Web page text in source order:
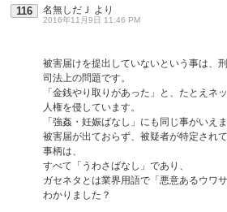
116 名無しだＪ より
2016年11月9日 11:46 PM
被害届けを提出していないという事は、
司法上の問題です。
「金銭やり取りがあった」と、たとえネ
人権を侵しています。
「強姦・妊娠ばなし」にも同じ事がいえま
被害届が出ておらず、被疑者が特定され
事柄は、
すべて「うわさばなし」であり、
ガセネタとは業界用語で「悪意あるウワ
わかりました？